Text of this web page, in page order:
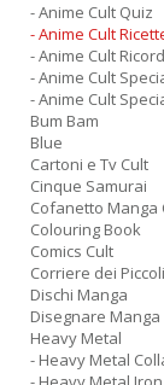
- Anime Cult Quiz
- Anime Cult
- Anime Cult
- Anime Cult
- Anime Cult
Bum Bam
Blue
Cartoni e Tv Cult
Cinque Samurai
Cofanetto Manga
Colouring Book
Comics Cult
Corriere dei Piccoli
Dischi Manga
Disegnare Manga
Heavy Metal
- Heavy Metal